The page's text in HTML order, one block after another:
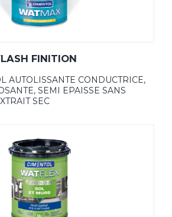
FINITION
AUTOLISSANTE CONDUCTRICE,
SEMI EPAISSE SANS
SEC